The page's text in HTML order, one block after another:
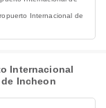
Internacional de
Internacional
Incheon